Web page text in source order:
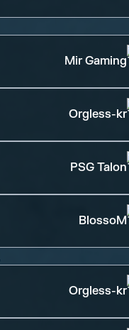
Mir Gaming
Orgless-kr
PSG Talon
BlossoM
Orgless-kr